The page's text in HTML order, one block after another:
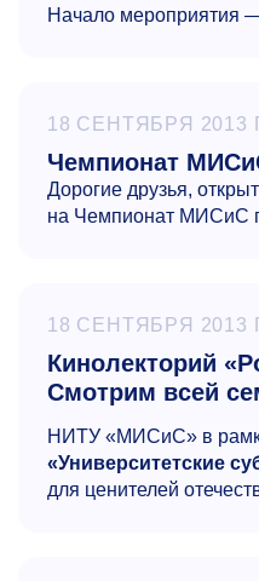
Начало мероприятия
18 СЕНТЯБРЯ 2013
Чемпионат
Дорогие друзья,
на Чемпионат МИСиС
18 СЕНТЯБРЯ 2013
Кинолекторий
Смотрим всей
НИТУ «МИСиС» в
«Университетские
для ценителей